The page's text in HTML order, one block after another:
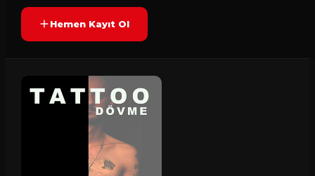
Hemen Kayıt Ol